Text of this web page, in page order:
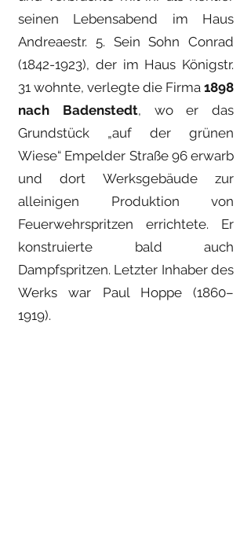
seinen Lebensabend im Haus
Andreaestr. 5. Sein Sohn Conrad
(1842-1923), der im Haus Königstr.
31 wohnte, verlegte die Firma 1898
nach Badenstedt, wo er das
Grundstück „auf der grünen
Wiese“ Empelder Straße 96 erwarb
und dort Werksgebäude zur
alleinigen Produktion von
Feuerwehrspritzen errichtete. Er
konstruierte bald auch
Dampfspritzen. Letzter Inhaber des
Werks war Paul Hoppe (1860–
1919).